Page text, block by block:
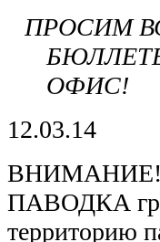
ПРОСИМ
ОФИС!
12.03.14
ПАВОДКА
территорию